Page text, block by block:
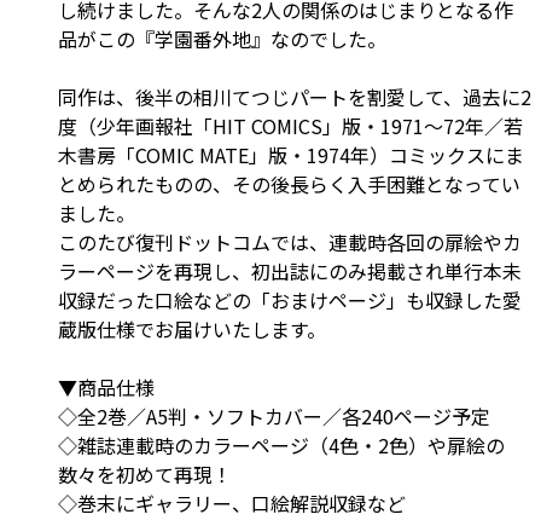
し続けました。そんな2人の関係のはじまりとなる作
品がこの『学園番外地』なのでした。
同作は、後半の相川てつじパートを割愛して、過去に2
度（少年画報社「HIT COMICS」版・1971～72年／若
木書房「COMIC MATE」版・1974年）コミックスにま
とめられたものの、その後長らく入手困難となってい
ました。
このたび復刊ドットコムでは、連載時各回の扉絵やカ
ラーページを再現し、初出誌にのみ掲載され単行本未
収録だった口絵などの「おまけページ」も収録した愛
蔵版仕様でお届けいたします。
▼商品仕様
◇全2巻／A5判・ソフトカバー／各240ページ予定
◇雑誌連載時のカラーページ（4色・2色）や扉絵の
数々を初めて再現！
◇巻末にギャラリー、口絵解説収録など